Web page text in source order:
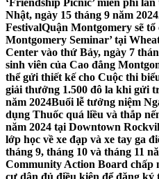
‘Friendship Picnic’ miễn phí
Nhật, ngày 15 tháng 9 năm 2024
FestivalQuận Montgomery sẽ tổ
Montgomery Seminar’ tại
Center vào thứ Bảy, ngày 7
sinh viên của Cao đẳng
thể gửi thiết kế cho Cuộc thi
giải thưởng 1.500 đô la khi gửi
năm 2024Buổi lễ tưởng niệm
dụng Thuốc quá liều và thắp
năm 2024 tại Downtown
lớp học về xe đạp và xe tay ga
tháng 9, tháng 10 và tháng 11
Community Action Board